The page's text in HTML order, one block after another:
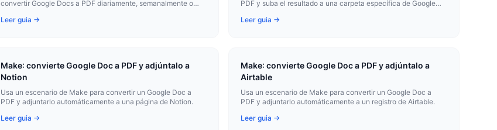
convertir Google Docs a PDF diariamente, semanalmente o
Leer guia →
PDF y suba el resultado a una carpeta específica de Google
Leer guia →
Make: convierte Google Doc a PDF y adjúntalo a
Notion
Usa un escenario de Make para convertir un Google Doc a
PDF y adjuntarlo automáticamente a una página de Notion.
Leer guia →
Make: convierte Google Doc a PDF y adjúntalo a
Airtable
Usa un escenario de Make para convertir un Google Doc a
PDF y adjuntarlo automáticamente a un registro de Airtable.
Leer guia →